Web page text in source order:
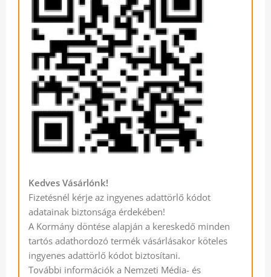
Kedves Vásárlónk!
Fizetésnél kérje az ingyenes adattörlő kódot
adatainak biztonsága érdekében!
A Kormány döntése alapján a kereskedő minden
tartós adathordozó termék vásárlásakor köteles
ingyenes adattörlő kódot biztosítani.
További információk a Nemzeti Média- és